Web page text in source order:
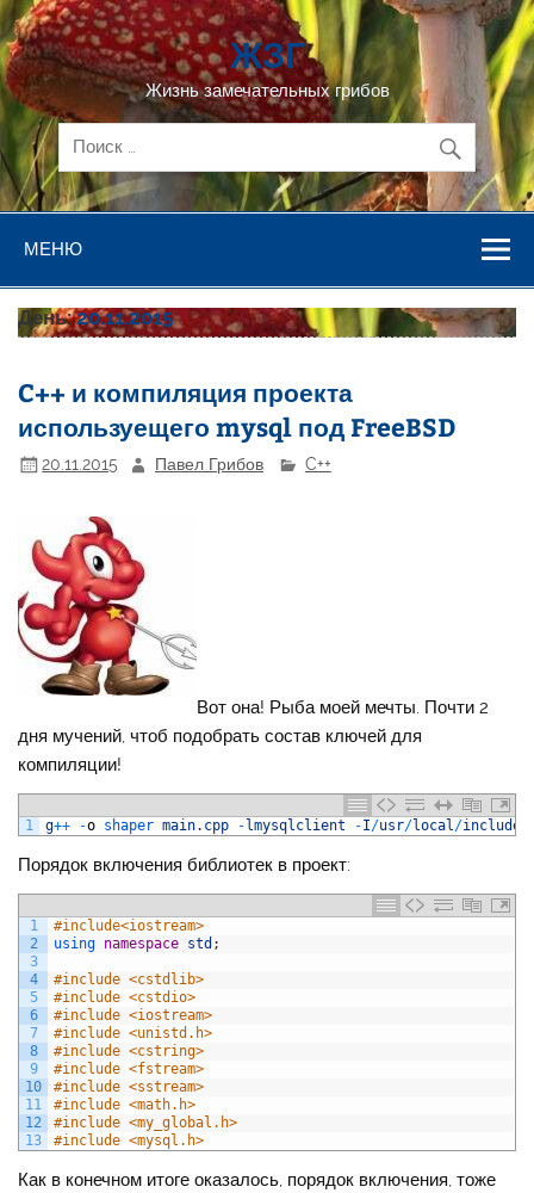
Перейти
к
содержимому
ЖЗГ
Жизнь замечательных грибов
МЕНЮ
День:20.11.2015
C++ и компиляция проекта
используещего mysql под FreeBSD
20.11.2015 Павел Грибов C++
Вот она! Рыба моей мечты. Почти 2
дня мучений, чтоб подобрать состав ключей для
компиляции!
1 g++ -o shaper main. cpp - lmysqlclient -I/usr/local/include
Порядок включения библиотек в проект:
1
2
3
4
5
6
7
8
9
10
11
12
13
#include<iostream>
using namespace std ;
#include <cstdlib>
#include <cstdio>
#include <iostream>
#include <unistd.h>
#include <cstring>
#include <fstream>
#include <sstream>
#include <math.h>
#include <my_global.h>
#include <mysql.h>
Как в конечном итоге оказалось, порядок включения, тоже